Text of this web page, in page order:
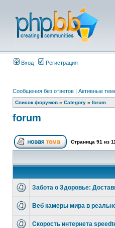
Вход Регистрация
Сообщения без ответов | Активные
Список форумов » Category » forum
forum
Страница 91 из
Забота о Здоровье:
Веб камеры мира в
Скорость интернета